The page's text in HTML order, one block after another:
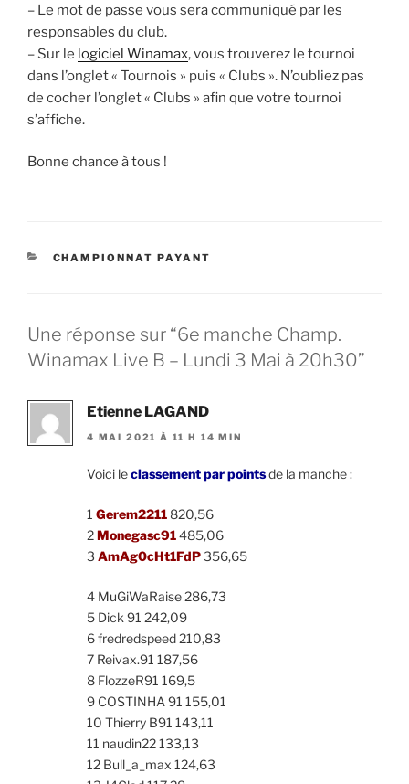
– Le mot de passe vous sera communiqué par les
responsables du club.
– Sur le logiciel Winamax, vous trouverez le tournoi
dans l’onglet « Tournois » puis « Clubs ». N’oubliez pas
de cocher l’onglet « Clubs » afin que votre tournoi
s’affiche.
Bonne chance à tous !
CATÉGORIES
CHAMPIONNAT PAYANT
Une réponse sur “6e manche Champ.
Winamax Live B – Lundi 3 Mai à 20h30”
Etienne LAGAND
4 MAI 2021 À 11 H 14 MIN
Voici leclassement par pointsde la manche :
1 Gerem2211 820,56
2Monegasc91485,06
3 AmAg0cHt1FdP356,65
4 MuGiWaRaise 286,73
5 Dick 91 242,09
6 fredredspeed 210,83
7 Reivax.91 187,56
8 FlozzeR91 169,5
9 COSTINHA 91 155,01
10 Thierry B91 143,11
11 naudin22 133,13
12 Bull_a_max 124,63